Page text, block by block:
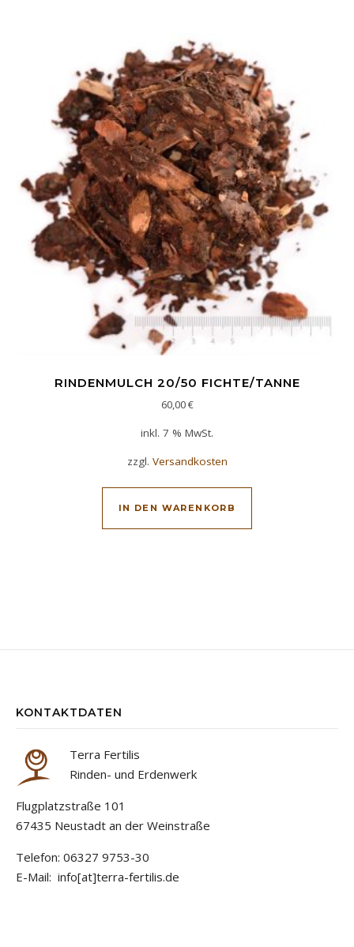
RINDENMULCH 20/50 FICHTE/TANNE
60,00€
inkl. 7 % MwSt.
zzgl. Versandkosten
IN DEN WARENKORB
KONTAKTDATEN
Terra Fertilis
Rinden- und Erdenwerk
Flugplatzstraße 101
67435 Neustadt an der Weinstraße
Telefon: 06327 9753-30
E-Mail: info[at]terra-fertilis.de